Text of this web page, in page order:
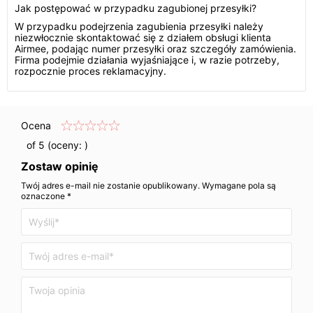
Jak postępować w przypadku zagubionej przesyłki?
W przypadku podejrzenia zagubienia przesyłki należy
niezwłocznie skontaktować się z działem obsługi klienta
Airmee, podając numer przesyłki oraz szczegóły zamówienia.
Firma podejmie działania wyjaśniające i, w razie potrzeby,
rozpocznie proces reklamacyjny.
Ocena
of 5 (oceny: )
Zostaw opinię
Twój adres e-mail nie zostanie opublikowany. Wymagane pola są
oznaczone *